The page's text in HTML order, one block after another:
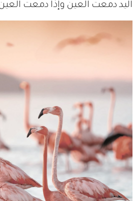
اليد دمعت العين وإذا دمعت